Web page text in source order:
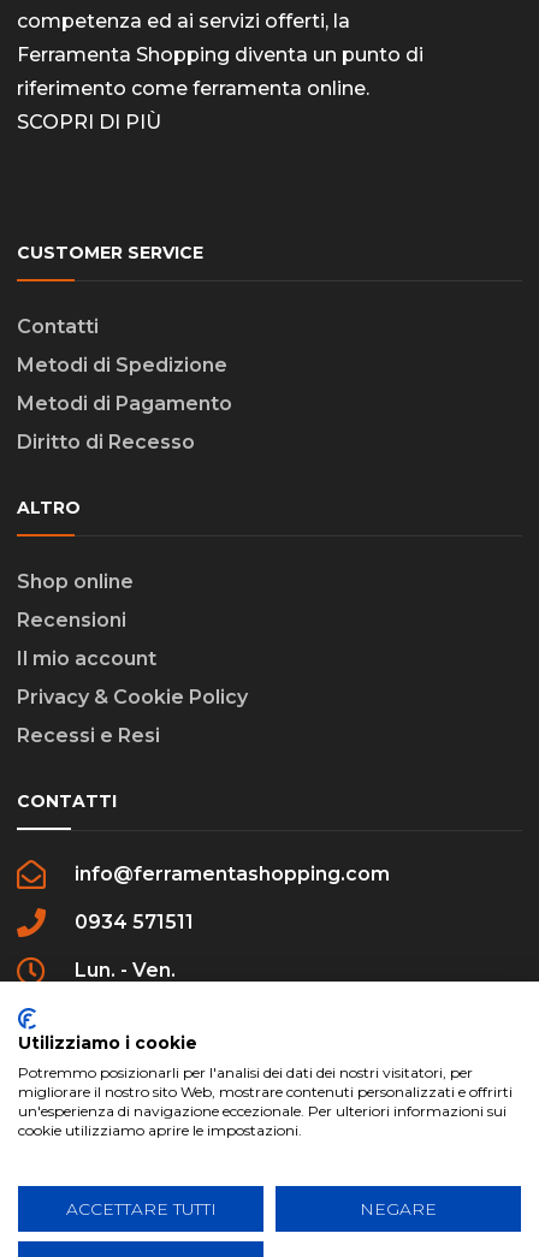
competenza ed ai servizi offerti, la
Ferramenta Shopping diventa un punto di
riferimento come ferramenta online.
SCOPRI DI PIÙ
CUSTOMER SERVICE
Contatti
Metodi di Spedizione
Metodi di Pagamento
Diritto di Recesso
ALTRO
Shop online
Recensioni
Il mio account
Privacy & Cookie Policy
Recessi e Resi
CONTATTI
info@ferramentashopping.com
0934 571511
Lun. - Ven.
Creative Agency | All Rights Reserved.
Utilizziamo i cookie
Potremmo posizionarli per l'analisi dei dati dei nostri visitatori, per
migliorare il nostro sito Web, mostrare contenuti personalizzati e offrirti
un'esperienza di navigazione eccezionale. Per ulteriori informazioni sui
cookie utilizziamo aprire le impostazioni.
ACCETTARE TUTTI NEGARE